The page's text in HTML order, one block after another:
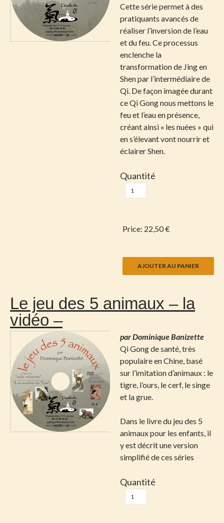
Cette série permet à des
pratiquants avancés de
réaliser l’inversion de l’eau
et du feu. Ce processus
enclenche la
transformation de Jing en
Shen par l’intermédiaire de
Qi. De façon imagée durant
ce Qi Gong nous mettons le
feu et l’eau en présence,
créant ainsi « les nuées » qui
en s’élevant vont nourrir et
éclairer Shen.
Quantité
Price: 22,50 €
Le jeu des 5 animaux – la
vidéo –
par Dominique Banizette
Qi Gong de santé, très
populaire en Chine, basé
sur l’imitation d’animaux : le
tigre, l’ours, le cerf, le singe
et la grue.
Dans le livre du jeu des 5
animaux pour les enfants, il
y est décrit une version
simplifié de ces séries
Quantité